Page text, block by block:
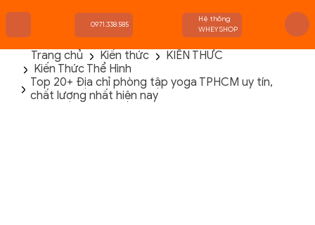
TRANG CHỦ
FLASH SALE
0971.338.585
Hệ thống
WHEYSHOP
Trang chủ Kiến thức
KIẾN THỨC
Kiến Thức Thể Hình
Top 20+ Địa chỉ phòng tập yoga TPHCM uy tín,
chất lượng nhất hiện nay